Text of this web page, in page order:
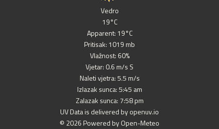
Vedro
19°C
Apparent: 19°C
Pritisak: 1019 mb
Vlažnost: 60%
Vjetar: 0.6 m/s S
Naleti vjetra: 5.5 m/s
Izlazak sunca: 5:45 am
Zalazak sunca: 7:58 pm
UV Data is delivered by openuv.io
© 2026 Powered by Open-Meteo